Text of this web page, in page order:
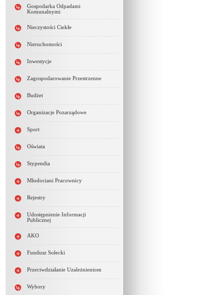
Gospodarka Odpadami
Komunalnymi
Nieczystości Ciekłe
Nieruchomości
Inwestycje
Zagospodarowanie Przestrzenne
Budżet
Organizacje Pozarządowe
Sport
Oświata
Stypendia
Młodociani Pracownicy
Rejestry
Udostępnienie Informacji
Publicznej
AKO
Fundusz Sołecki
Przeciwdziałanie Uzależnieniom
Wybory